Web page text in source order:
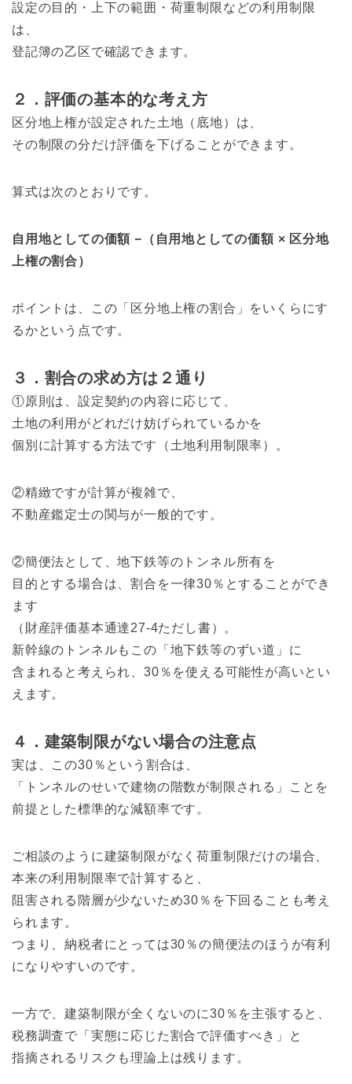
設定の目的・上下の範囲・荷重制限などの利用制限
は、
登記簿の乙区で確認できます。
２．評価の基本的な考え方
区分地上権が設定された土地（底地）は、
その制限の分だけ評価を下げることができます。
算式は次のとおりです。
自用地としての価額 −（自用地としての価額 × 区分地
上権の割合）
ポイントは、この「区分地上権の割合」をいくらにす
るかという点です。
３．割合の求め方は２通り
①原則は、設定契約の内容に応じて、
土地の利用がどれだけ妨げられているかを
個別に計算する方法です（土地利用制限率）。
②精緻ですが計算が複雑で、
不動産鑑定士の関与が一般的です。
②簡便法として、地下鉄等のトンネル所有を
目的とする場合は、割合を一律30％とすることができ
ます
（財産評価基本通達27-4ただし書）。
新幹線のトンネルもこの「地下鉄等のずい道」に
含まれると考えられ、30％を使える可能性が高いとい
えます。
４．建築制限がない場合の注意点
実は、この30％という割合は、
「トンネルのせいで建物の階数が制限される」ことを
前提とした標準的な減額率です。
ご相談のように建築制限がなく荷重制限だけの場合、
本来の利用制限率で計算すると、
阻害される階層が少ないため30％を下回ることも考え
られます。
つまり、納税者にとっては30％の簡便法のほうが有利
になりやすいのです。
一方で、建築制限が全くないのに30％を主張すると、
税務調査で「実態に応じた割合で評価すべき」と
指摘されるリスクも理論上は残ります。